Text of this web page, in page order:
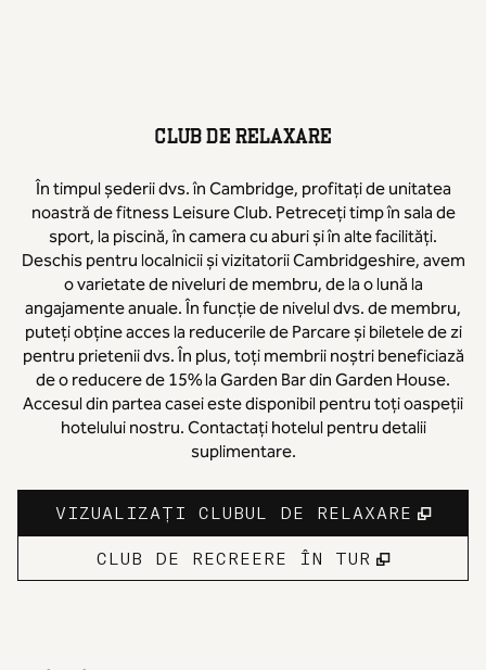
CLUB DE RELAXARE
În timpul șederii dvs. în Cambridge, profitați de unitatea
noastră de fitness Leisure Club. Petreceți timp în sala de
sport, la piscină, în camera cu aburi și în alte facilități.
Deschis pentru localnicii și vizitatorii Cambridgeshire, avem
o varietate de niveluri de membru, de la o lună la
angajamente anuale. În funcție de nivelul dvs. de membru,
puteți obține acces la reducerile de Parcare și biletele de zi
pentru prietenii dvs. În plus, toți membrii noștri beneficiază
de o reducere de 15% la Garden Bar din Garden House.
Accesul din partea casei este disponibil pentru toți oaspeții
hotelului nostru. Contactați hotelul pentru detalii
suplimentare.
VIZUALIZAȚI CLUBUL DE RELAXARE ,
CLUB DE RECREERE ÎN TUR ,